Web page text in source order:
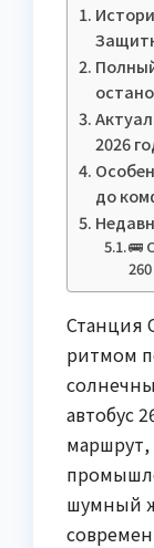
2026
до
🚌
260
Станция
ритмом
автобус
маршрут,
шумный